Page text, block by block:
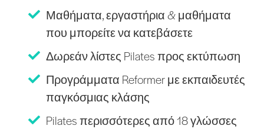
Μαθήματα, εργαστήρια & μαθήματα
που μπορείτε να κατεβάσετε
Δωρεάν λίστες Pilates προς εκτύπωση
Προγράμματα Reformer με εκπαιδευτές
παγκόσμιας κλάσης
Pilates περισσότερες από 18 γλώσσες